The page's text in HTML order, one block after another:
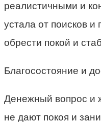
реалистичными и
устала от поисков и
обрести покой и
Благосостояние и
Денежный вопрос и
не дают покоя и